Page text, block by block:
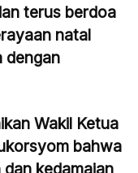
terus berdoa
natal
dengan
Wakil Ketua
bahwa